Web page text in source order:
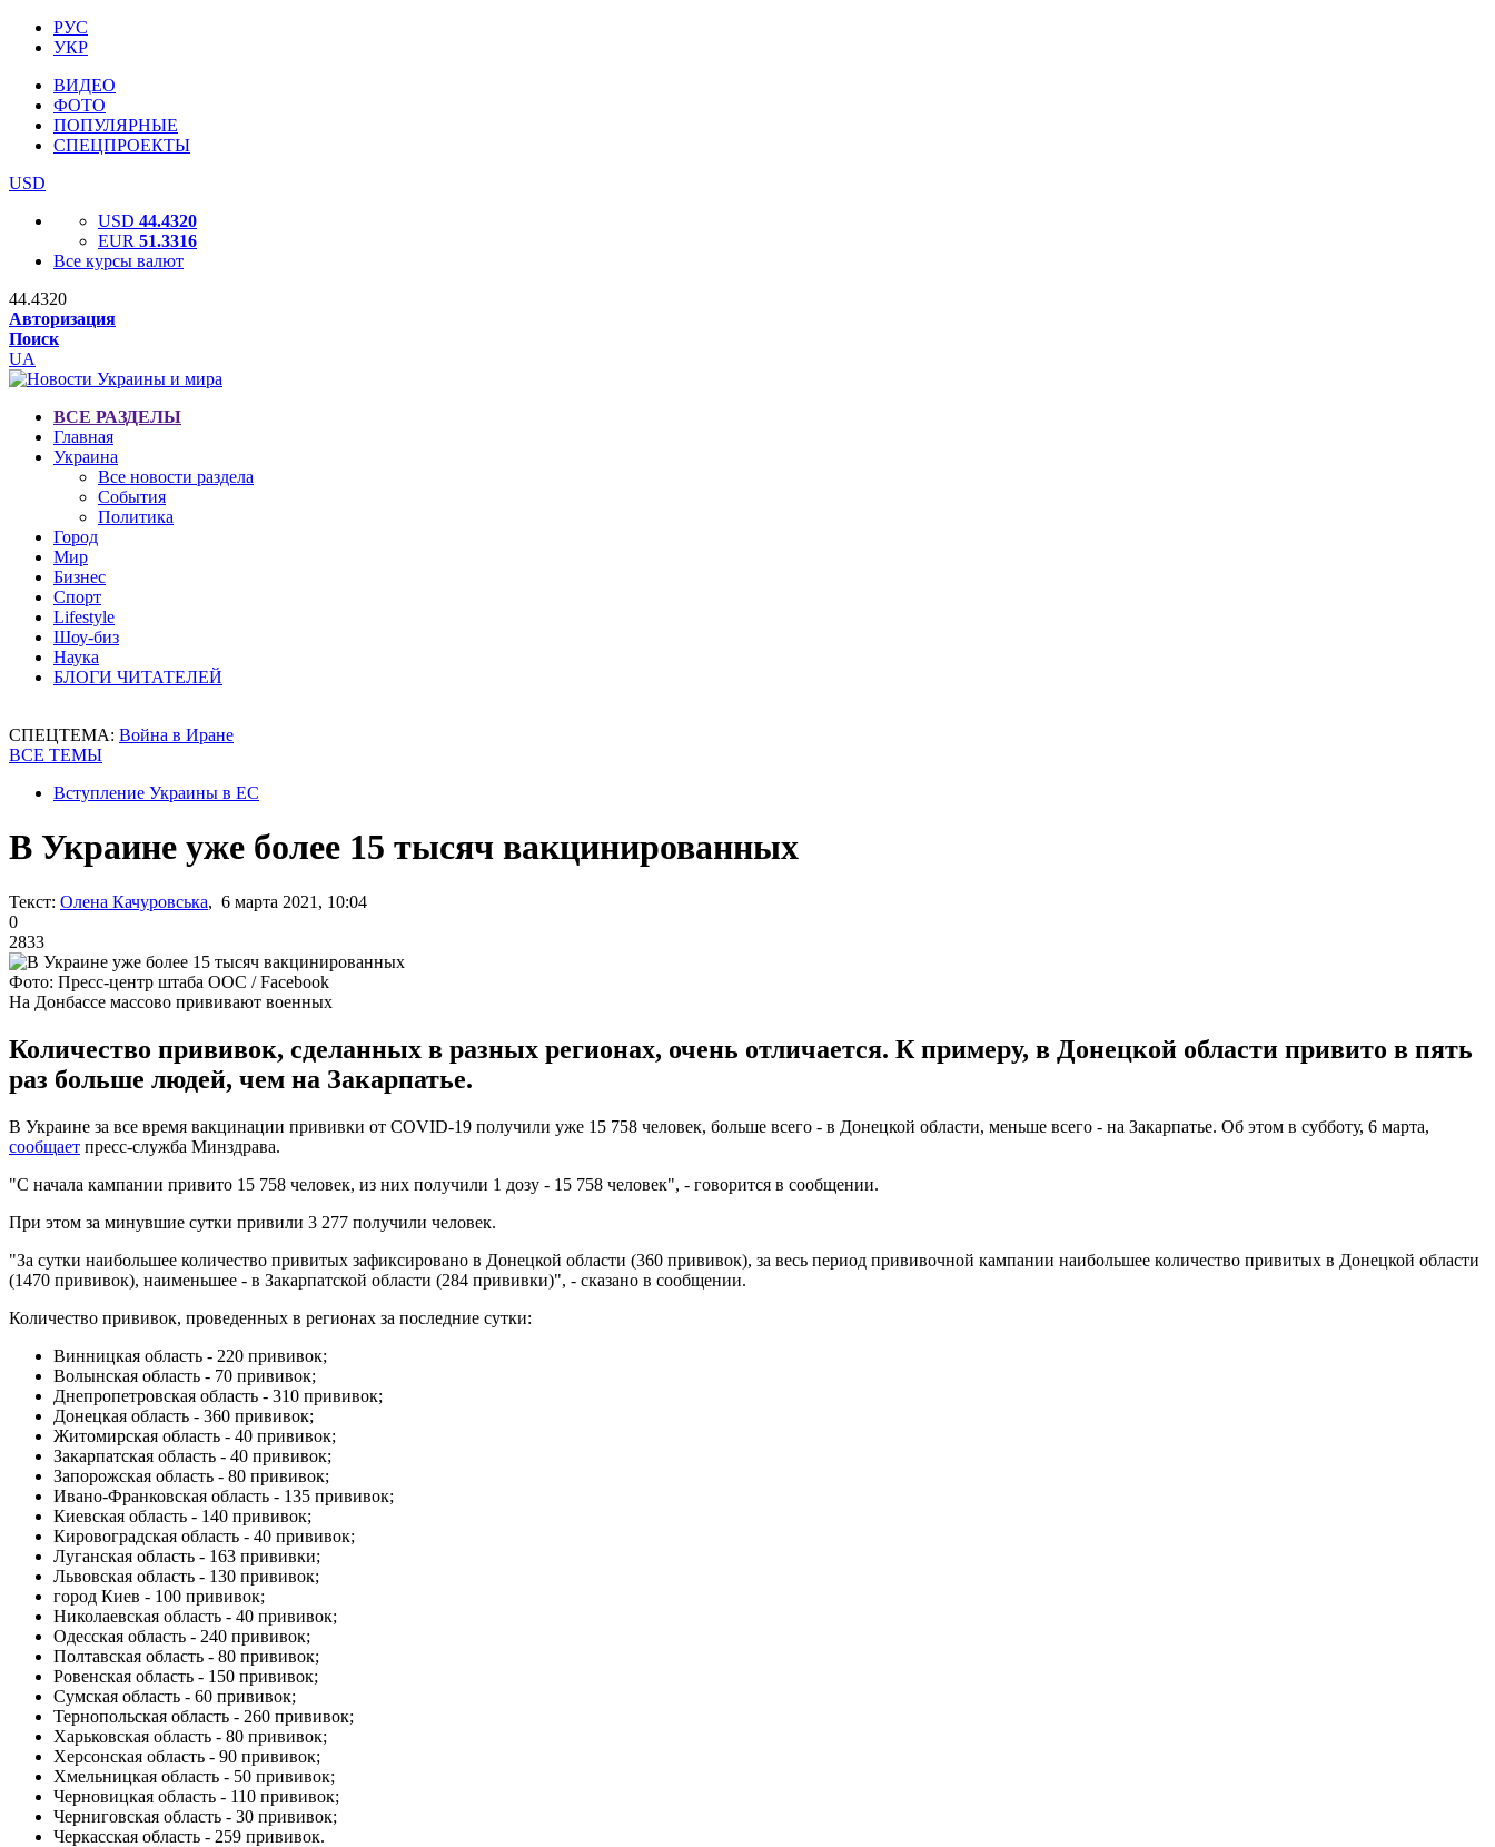
РУС
УКР
ВИДЕО
ФОТО
ПОПУЛЯРНЫЕ
СПЕЦПРОЕКТЫ
USD
USD 44.4320
EUR 51.3316
Все курсы валют
44.4320
Авторизация
Поиск
UA
ВСЕ РАЗДЕЛЫ
Главная
Украина
Все новости раздела
События
Политика
Город
Мир
Бизнес
Спорт
Lifestyle
Шоу-биз
Наука
БЛОГИ ЧИТАТЕЛЕЙ
СПЕЦТЕМА: Война в Иране
ВСЕ ТЕМЫ
Вступление Украины в ЕС
В Украине уже более 15 тысяч вакцинированных
Текст: Олена Качуровська, 6 марта 2021, 10:04
0
2833
Фото: Пресс-центр штаба ООС / Facebook
На Донбассе массово прививают военных
Количество прививок, сделанных в разных регионах, очень отличается. К примеру, в Донецкой области привито в пять
раз больше людей, чем на Закарпатье.
В Украине за все время вакцинации прививки от COVID-19 получили уже 15 758 человек, больше всего - в Донецкой области, меньше всего - на Закарпатье. Об этом в субботу, 6 марта,
сообщает пресс-служба Минздрава.
"С начала кампании привито 15 758 человек, из них получили 1 дозу - 15 758 человек", - говорится в сообщении.
При этом за минувшие сутки привили 3 277 получили человек.
"За сутки наибольшее количество привитых зафиксировано в Донецкой области (360 прививок), за весь период прививочной кампании наибольшее количество привитых в Донецкой области
(1470 прививок), наименьшее - в Закарпатской области (284 прививки)", - сказано в сообщении.
Количество прививок, проведенных в регионах за последние сутки:
Винницкая область - 220 прививок;
Волынская область - 70 прививок;
Днепропетровская область - 310 прививок;
Донецкая область - 360 прививок;
Житомирская область - 40 прививок;
Закарпатская область - 40 прививок;
Запорожская область - 80 прививок;
Ивано-Франковская область - 135 прививок;
Киевская область - 140 прививок;
Кировоградская область - 40 прививок;
Луганская область - 163 прививки;
Львовская область - 130 прививок;
город Киев - 100 прививок;
Николаевская область - 40 прививок;
Одесская область - 240 прививок;
Полтавская область - 80 прививок;
Ровенская область - 150 прививок;
Сумская область - 60 прививок;
Тернопольская область - 260 прививок;
Харьковская область - 80 прививок;
Херсонская область - 90 прививок;
Хмельницкая область - 50 прививок;
Черновицкая область - 110 прививок;
Черниговская область - 30 прививок;
Черкасская область - 259 прививок.